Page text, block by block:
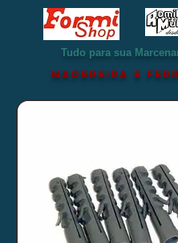
Tudo para sua
MADEREIRA e